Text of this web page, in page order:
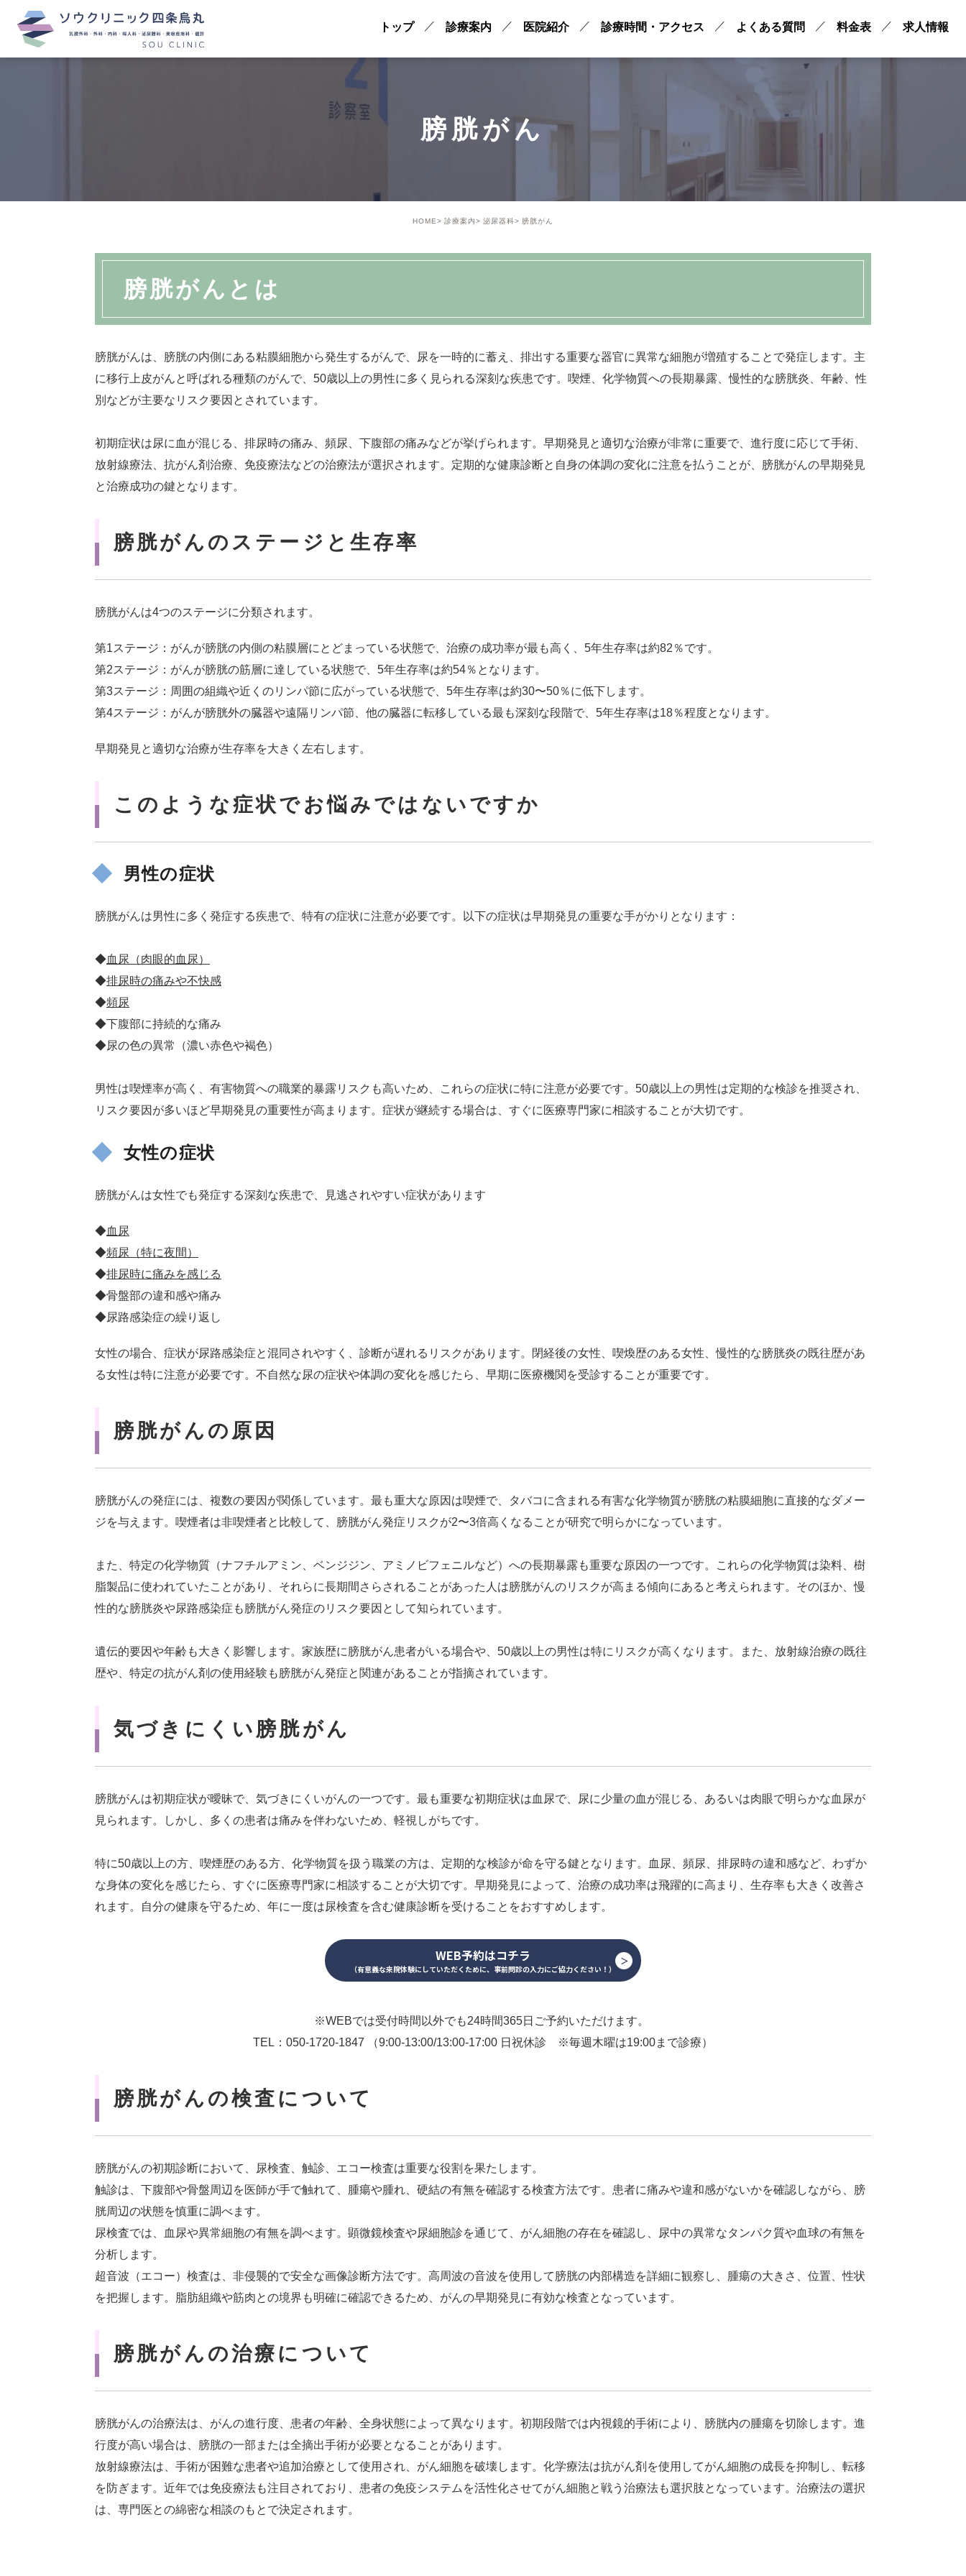
トップ 診療案内 医院紹介 診療時間・アクセス よくある質問 料金表 求人情報
膀胱がん
HOME 診療案内 泌尿器科 膀胱がん
膀胱がんとは
膀胱がんは、膀胱の内側にある粘膜細胞から発生するがんで、尿を一時的に蓄え、排出する重要な器官に異常な細胞が増殖することで発症します。主
に移行上皮がんと呼ばれる種類のがんで、50歳以上の男性に多く見られる深刻な疾患です。喫煙、化学物質への長期暴露、慢性的な膀胱炎、年齢、性
別などが主要なリスク要因とされています。
初期症状は尿に血が混じる、排尿時の痛み、頻尿、下腹部の痛みなどが挙げられます。早期発見と適切な治療が非常に重要で、進行度に応じて手術、
放射線療法、抗がん剤治療、免疫療法などの治療法が選択されます。定期的な健康診断と自身の体調の変化に注意を払うことが、膀胱がんの早期発見
と治療成功の鍵となります。
膀胱がんのステージと生存率
膀胱がんは4つのステージに分類されます。
第1ステージ：がんが膀胱の内側の粘膜層にとどまっている状態で、治療の成功率が最も高く、5年生存率は約82％です。
第2ステージ：がんが膀胱の筋層に達している状態で、5年生存率は約54％となります。
第3ステージ：周囲の組織や近くのリンパ節に広がっている状態で、5年生存率は約30〜50％に低下します。
第4ステージ：がんが膀胱外の臓器や遠隔リンパ節、他の臓器に転移している最も深刻な段階で、5年生存率は18％程度となります。
早期発見と適切な治療が生存率を大きく左右します。
このような症状でお悩みではないですか
男性の症状
膀胱がんは男性に多く発症する疾患で、特有の症状に注意が必要です。以下の症状は早期発見の重要な手がかりとなります：
◆血尿（肉眼的血尿）
◆排尿時の痛みや不快感
◆頻尿
◆下腹部に持続的な痛み
◆尿の色の異常（濃い赤色や褐色）
男性は喫煙率が高く、有害物質への職業的暴露リスクも高いため、これらの症状に特に注意が必要です。50歳以上の男性は定期的な検診を推奨され、
リスク要因が多いほど早期発見の重要性が高まります。症状が継続する場合は、すぐに医療専門家に相談することが大切です。
女性の症状
膀胱がんは女性でも発症する深刻な疾患で、見逃されやすい症状があります
◆血尿
◆頻尿（特に夜間）
◆排尿時に痛みを感じる
◆骨盤部の違和感や痛み
◆尿路感染症の繰り返し
女性の場合、症状が尿路感染症と混同されやすく、診断が遅れるリスクがあります。閉経後の女性、喫煥歴のある女性、慢性的な膀胱炎の既往歴があ
る女性は特に注意が必要です。不自然な尿の症状や体調の変化を感じたら、早期に医療機関を受診することが重要です。
膀胱がんの原因
膀胱がんの発症には、複数の要因が関係しています。最も重大な原因は喫煙で、タバコに含まれる有害な化学物質が膀胱の粘膜細胞に直接的なダメー
ジを与えます。喫煙者は非喫煙者と比較して、膀胱がん発症リスクが2〜3倍高くなることが研究で明らかになっています。
また、特定の化学物質（ナフチルアミン、ベンジジン、アミノビフェニルなど）への長期暴露も重要な原因の一つです。これらの化学物質は染料、樹
脂製品に使われていたことがあり、それらに長期間さらされることがあった人は膀胱がんのリスクが高まる傾向にあると考えられます。そのほか、慢
性的な膀胱炎や尿路感染症も膀胱がん発症のリスク要因として知られています。
遺伝的要因や年齢も大きく影響します。家族歴に膀胱がん患者がいる場合や、50歳以上の男性は特にリスクが高くなります。また、放射線治療の既往
歴や、特定の抗がん剤の使用経験も膀胱がん発症と関連があることが指摘されています。
気づきにくい膀胱がん
膀胱がんは初期症状が曖昧で、気づきにくいがんの一つです。最も重要な初期症状は血尿で、尿に少量の血が混じる、あるいは肉眼で明らかな血尿が
見られます。しかし、多くの患者は痛みを伴わないため、軽視しがちです。
特に50歳以上の方、喫煙歴のある方、化学物質を扱う職業の方は、定期的な検診が命を守る鍵となります。血尿、頻尿、排尿時の違和感など、わずか
な身体の変化を感じたら、すぐに医療専門家に相談することが大切です。早期発見によって、治療の成功率は飛躍的に高まり、生存率も大きく改善さ
れます。自分の健康を守るため、年に一度は尿検査を含む健康診断を受けることをおすすめします。
WEB予約はコチラ
（有意義な来院体験にしていただくために、事前問診の入力にご協力ください！）
※WEBでは受付時間以外でも24時間365日ご予約いただけます。
TEL：050-1720-1847 （9:00-13:00/13:00-17:00 日祝休診 ※毎週木曜は19:00まで診療）
膀胱がんの検査について
膀胱がんの初期診断において、尿検査、触診、エコー検査は重要な役割を果たします。
触診は、下腹部や骨盤周辺を医師が手で触れて、腫瘍や腫れ、硬結の有無を確認する検査方法です。患者に痛みや違和感がないかを確認しながら、膀
胱周辺の状態を慎重に調べます。
尿検査では、血尿や異常細胞の有無を調べます。顕微鏡検査や尿細胞診を通じて、がん細胞の存在を確認し、尿中の異常なタンパク質や血球の有無を
分析します。
超音波（エコー）検査は、非侵襲的で安全な画像診断方法です。高周波の音波を使用して膀胱の内部構造を詳細に観察し、腫瘍の大きさ、位置、性状
を把握します。脂肪組織や筋肉との境界も明確に確認できるため、がんの早期発見に有効な検査となっています。
膀胱がんの治療について
膀胱がんの治療法は、がんの進行度、患者の年齢、全身状態によって異なります。初期段階では内視鏡的手術により、膀胱内の腫瘍を切除します。進
行度が高い場合は、膀胱の一部または全摘出手術が必要となることがあります。
放射線療法は、手術が困難な患者や追加治療として使用され、がん細胞を破壊します。化学療法は抗がん剤を使用してがん細胞の成長を抑制し、転移
を防ぎます。近年では免疫療法も注目されており、患者の免疫システムを活性化させてがん細胞と戦う治療法も選択肢となっています。治療法の選択
は、専門医との綿密な相談のもとで決定されます。